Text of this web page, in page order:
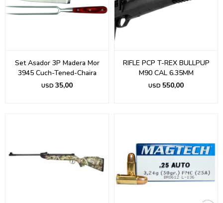
Set Asador 3P Madera Mor
3945 Cuch-Tened-Chaira
USD 35,00
RIFLE PCP T-REX BULLPUP
M90 CAL 6.35MM
USD 550,00